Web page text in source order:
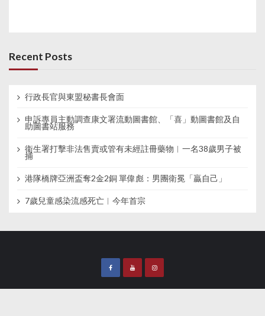
Recent Posts
行政長官與東盟秘書長會面
申訴專員主動調查康文署流動圖書館、「喜」動圖書館及自
助圖書站服務
衞生署打擊非法售賣或管有未經註冊藥物︱一名38歲男子被
捕
港隊橋牌亞洲盃奪2金2銅 單偉彪：男團衛冕「贏自己」
7歲兒童感染流感死亡︱今年首宗